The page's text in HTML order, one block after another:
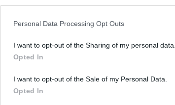
Personal Data Processing Opt Outs
I want to opt-out of the Sharing of my personal data.
Opted In
I want to opt-out of the Sale of my Personal Data.
Opted In
Regisztráció